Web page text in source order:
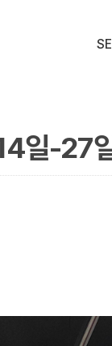
일-27